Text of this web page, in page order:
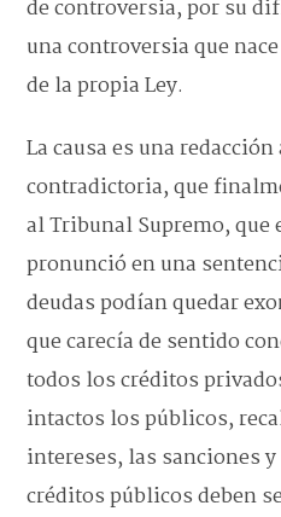
de controversia, por su
una controversia que
de la propia Ley.
La causa es una
contradictoria, que
al Tribunal Supremo, que
pronunció en una
deudas podían quedar
que carecía de sentido
todos los créditos
intactos los públicos,
intereses, las sanciones
créditos públicos deben